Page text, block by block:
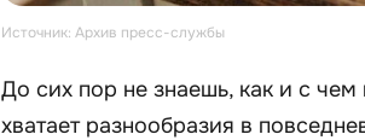
Источник: Архив пресс-службы
До сих пор не знаешь, как и с
хватает разнообразия в